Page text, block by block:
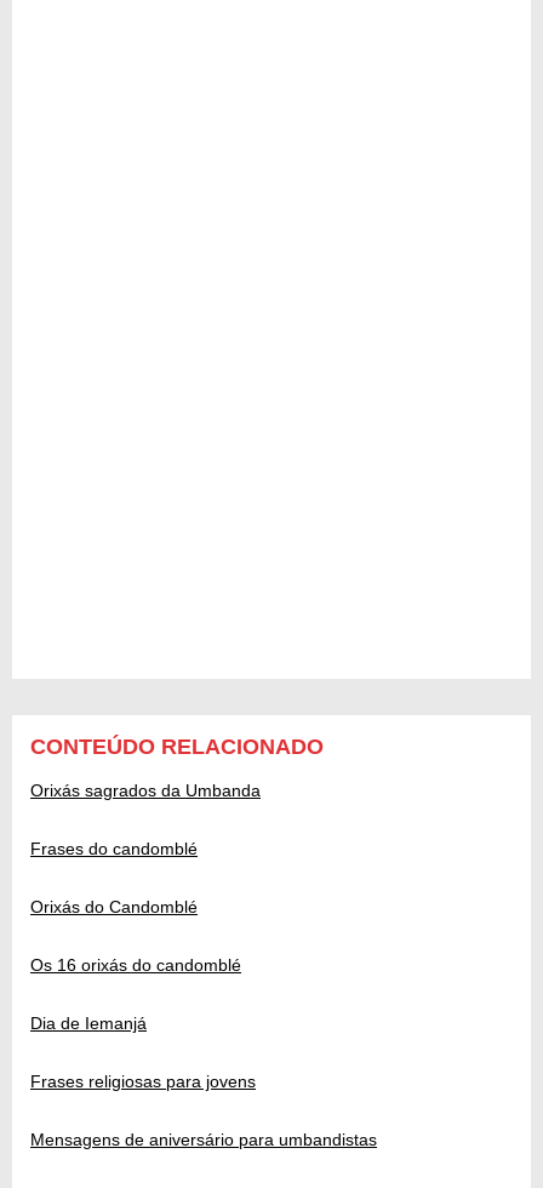
CONTEÚDO RELACIONADO
Orixás sagrados da Umbanda
Frases do candomblé
Orixás do Candomblé
Os 16 orixás do candomblé
Dia de Iemanjá
Frases religiosas para jovens
Mensagens de aniversário para umbandistas